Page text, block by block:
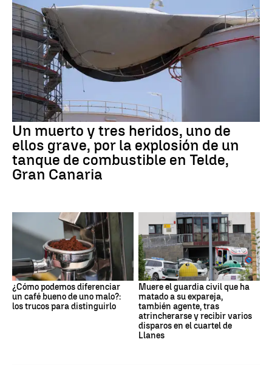
Un muerto y tres heridos, uno de
ellos grave, por la explosión de un
tanque de combustible en Telde,
Gran Canaria
¿Cómo podemos diferenciar
un café bueno de uno malo?:
los trucos para distinguirlo
Muere el guardia civil que ha
matado a su expareja,
también agente, tras
atrincherarse y recibir varios
disparos en el cuartel de
Llanes